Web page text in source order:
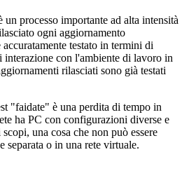
processo importante ad alta intensità
ogni aggiornamento
testato in termini di
interazione con l'ambiente di lavoro in
rilasciati sono già testati
"faidate" è una perdita di tempo in
ha PC con configurazioni diverse e
una cosa che non può essere
separata o in una rete virtuale.